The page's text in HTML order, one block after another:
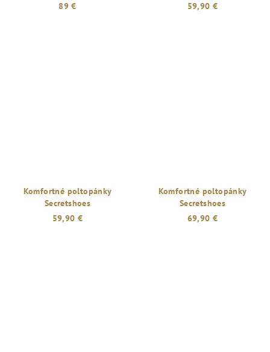
89 €
59,90 €
Komfortné poltopánky
Secretshoes
59,90 €
Komfortné poltopánky
Secretshoes
69,90 €